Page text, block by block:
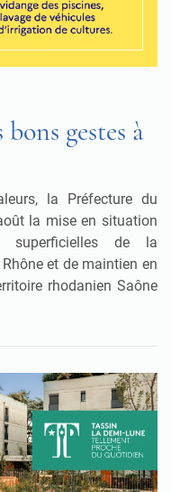
gestes à
la Préfecture du
la mise en situation
superficielles de la
et de maintien en
rhodanien Saône